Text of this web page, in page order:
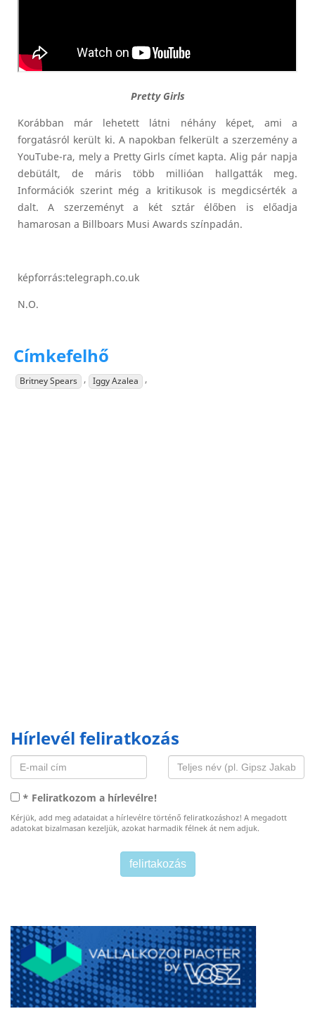
Pretty Girls
Korábban már lehetett látni néhány képet, ami a
forgatásról került ki. A napokban felkerült a szerzemény a
YouTube-ra, mely a Pretty Girls címet kapta. Alig pár napja
debütált, de máris több millióan hallgatták meg.
Információk szerint még a kritikusok is megdicsérték a
dalt. A szerzeményt a két sztár élőben is előadja
hamarosan a Billboars Musi Awards színpadán.
képforrás:telegraph.co.uk
N.O.
Címkefelhő
Britney Spears , Iggy Azalea ,
Hírlevél feliratkozás
* Feliratkozom a hírlevélre!
Kérjük, add meg adataidat a hírlevélre történő feliratkozáshoz! A megadott
adatokat bizalmasan kezeljük, azokat harmadik félnek át nem adjuk.